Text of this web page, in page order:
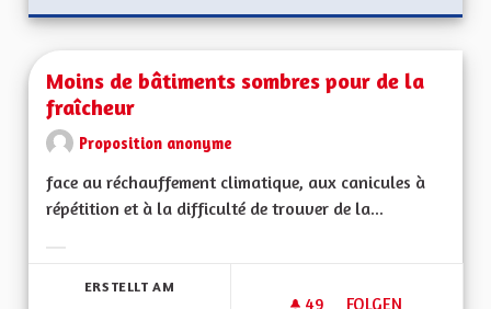
Moins de bâtiments sombres pour de la
fraîcheur
Proposition anonyme
face au réchauffement climatique, aux canicules à
répétition et à la difficulté de trouver de la...
ERSTELLT AM
49 49 FOLLOWER
FOLGEN